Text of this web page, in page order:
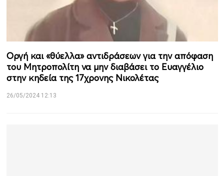
Οργή και «θύελλα» αντιδράσεων για την απόφαση
του Μητροπολίτη να μην διαβάσει το Ευαγγέλιο
στην κηδεία της 17χρονης Νικολέτας
26/05/2024 12:13